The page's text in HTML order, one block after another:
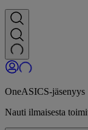
OneASICS-jäsenyys
Nauti ilmaisesta